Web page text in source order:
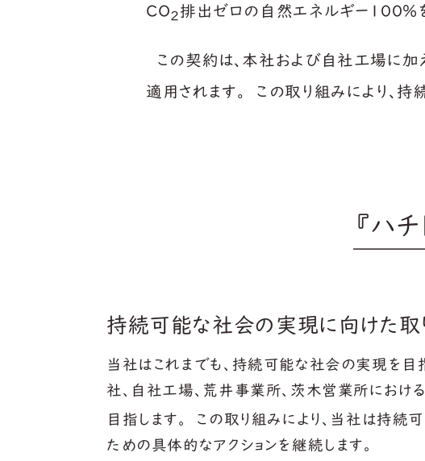
CO2排出ゼロの自然エネルギー100%を
この契約は、本社および自社工場に加
適用されます。 この取り組みにより、
『ハ
持続可能な社会の実現に向けた取
当社はこれまでも、持続可能な社会の実現を目
社、自社工場、荒井事業所、茨木営業所におけ
目指します。 この取り組みにより、当社は持
ための具体的なアクションを継続します。